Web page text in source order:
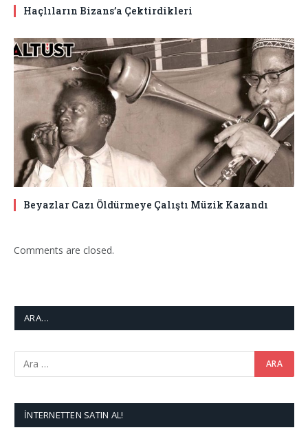
Haçlıların Bizans’a Çektirdikleri
Beyazlar Cazı Öldürmeye Çalıştı Müzik Kazandı
Comments are closed.
ARA…
İNTERNETTEN SATIN AL!